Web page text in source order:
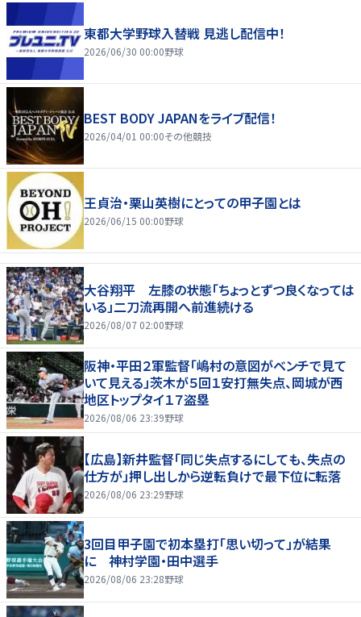
東都大学野球入替戦 見逃し配信中！
2026/06/30 00:00野球
BEST BODY JAPANをライブ配信！
2026/04/01 00:00その他競技
王貞治・栗山英樹にとっての甲子園とは
2026/06/15 00:00野球
大谷翔平 左膝の状態「ちょっとずつ良くなっては
いる」二刀流再開へ前進続ける
2026/08/07 02:00野球
阪神・平田２軍監督「嶋村の意図がベンチで見て
いて見える」茨木が５回１安打無失点、岡城が西
地区トップタイ１７盗塁
2026/08/06 23:39野球
【広島】新井監督「同じ失点するにしても、失点の
仕方が」押し出しから逆転負けで最下位に転落
2026/08/06 23:29野球
3回目甲子園で初本塁打「思い切って」が結果
に 神村学園・田中選手
2026/08/06 23:28野球